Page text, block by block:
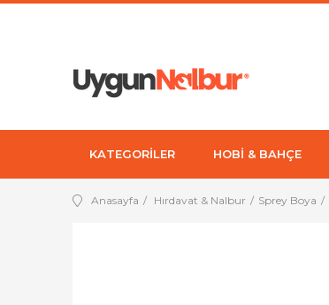
KATEGORİLER HOBİ & BAHÇE
Anasayfa Hırdavat & Nalbur Sprey Boya